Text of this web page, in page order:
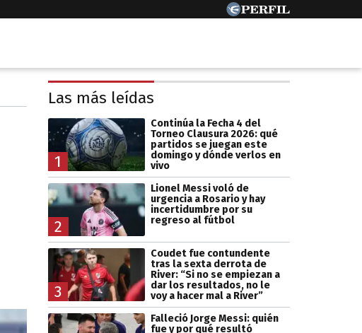
Las más leídas
1
Continúa la Fecha 4 del
Torneo Clausura 2026: qué
partidos se juegan este
domingo y dónde verlos en
vivo
2
Lionel Messi voló de
urgencia a Rosario y hay
incertidumbre por su
regreso al fútbol
3
Coudet fue contundente
tras la sexta derrota de
River: “Si no se empiezan a
dar los resultados, no le
voy a hacer mal a River”
Falleció Jorge Messi: quién
fue y por qué resultó